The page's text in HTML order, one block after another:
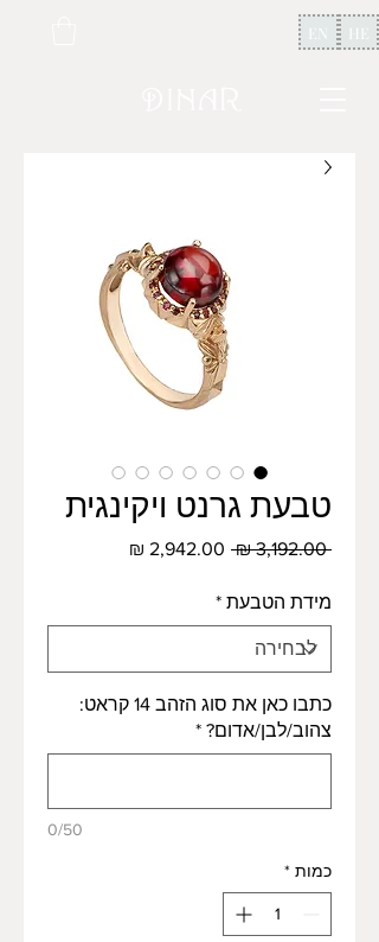
EN HE
טבעת גרנט ויקינגית
‏3,192.00 ‏₪
מחיר
מידת הטבעת *
כתבו כאן את סוג הזהב 14 קראט:
צהוב/לבן/אדום? *
0/50
כמות *